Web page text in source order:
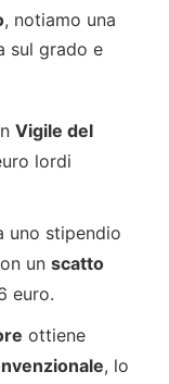
, notiamo una
sul grado e
Vigile del
lordi
uno stipendio
un scatto
euro.
ottiene
, lo